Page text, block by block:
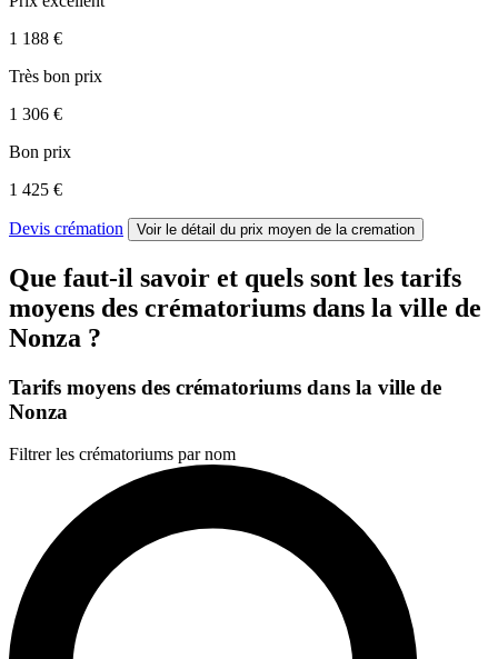
1 188 €
Très bon prix
1 306 €
Bon prix
1 425 €
Devis crémation Voir le détail du prix moyen de la cremation
Que faut-il savoir et quels sont les tarifs
moyens des crématoriums dans la ville de
Nonza ?
Tarifs moyens des crématoriums dans la ville de
Nonza
Filtrer les crématoriums par nom